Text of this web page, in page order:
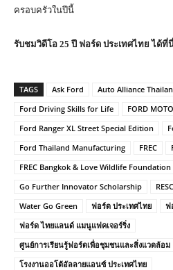
ครอบครัวในปีนี้
รับชมวิดีโอ 25 ปี ฟอร์ด ประเทศไทย ได้ที่
TAGS Ask Ford Auto Alliance
Ford Driving Skills for Life
FORD
Ford Ranger XL Street Special Edition
Ford Thailand Manufacturing
FREC
FREC Bangkok & Love Wildlife
Go Further Innovator Scholarship
Water Go Green
ฟอร์ด ประเทศไทย
ฟ
ฟอร์ด ไทยแลนด์ แมนูแฟคเจอร์ริ่ง
ศูนย์การเรียนรู้ฟอร์ดเพื่อชุมชนและสิ่งแวดล้อม
โรงงานออโต้อัลลายแอนซ์ ประเทศไทย